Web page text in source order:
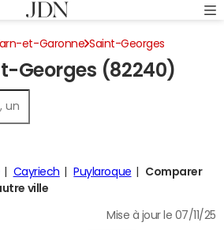
et-Garonne Saint-Georges
Georges (82240)
Cayriech Puylaroque
Comparer
ville
Mise à jour le 07/11/25